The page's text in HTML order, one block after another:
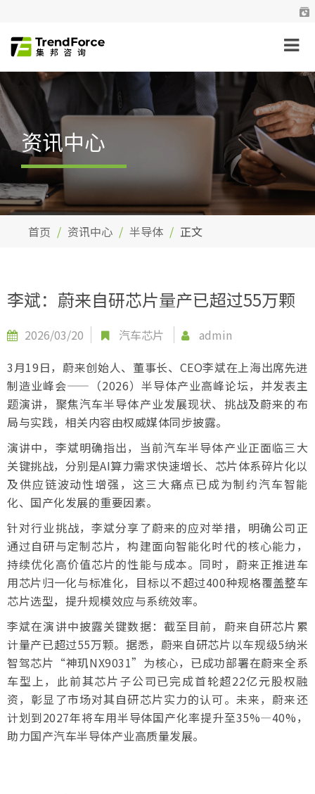
资讯中心
首页 资讯中心 半导体 正文
李斌：蔚来自研芯片量产已超过55万颗
2026/03/20 汽车芯片
admin
3月19日，蔚来创始人、董事长、CEO李斌在上海出席先进
制造业峰会——（2026）半导体产业高峰论坛，并发表主
题演讲，聚焦汽车半导体产业发展现状、挑战及蔚来的布
局与实践，相关内容由权威媒体同步披露。
演讲中，李斌明确指出，当前汽车半导体产业正面临三大
关键挑战，分别是AI算力需求快速增长、芯片体系碎片化以
及供应链波动性增强，这三大痛点已成为制约汽车智能
化、国产化发展的重要因素。
针对行业挑战，李斌分享了蔚来的应对举措，明确公司正
通过自研与定制芯片，构建面向智能化时代的核心能力，
持续优化高价值芯片的性能与成本。同时，蔚来正推进车
用芯片归一化与标准化，目标以不超过400种规格覆盖整车
芯片选型，提升规模效应与系统效率。
李斌在演讲中披露关键数据：截至目前，蔚来自研芯片累
计量产已超过55万颗。据悉，蔚来自研芯片以车规级5纳米
智驾芯片“神玑NX9031”为核心，已成功部署在蔚来全系
车型上，此前其芯片子公司已完成首轮超22亿元股权融
资，彰显了市场对其自研芯片实力的认可。未来，蔚来还
计划到2027年将车用半导体国产化率提升至35%—40%，
助力国产汽车半导体产业高质量发展。